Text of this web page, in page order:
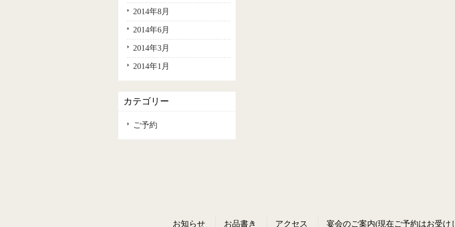
2014年8月
2014年6月
2014年3月
2014年1月
カテゴリー
ご予約
お知らせ お品書き アクセス 宴会のご案内(現在ご予約はお受け